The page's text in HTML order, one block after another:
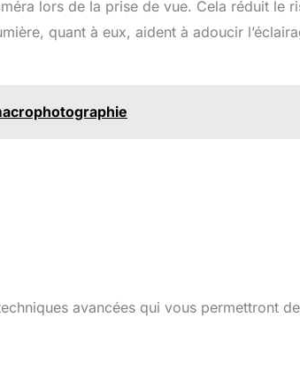
lors de la prise de vue. Cela réduit le
quant à eux, aident à adoucir
avancées qui vous permettront de